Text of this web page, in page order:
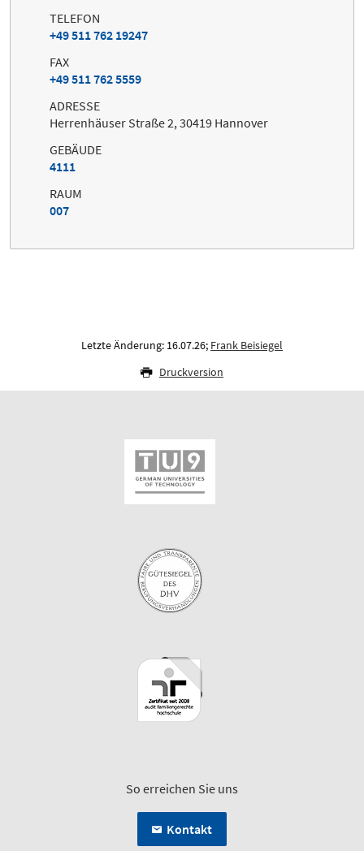
TELEFON
+49 511 762 19247
FAX
+49 511 762 5559
ADRESSE
Herrenhäuser Straße 2, 30419 Hannover
GEBÄUDE
4111
RAUM
007
Letzte Änderung: 16.07.26; Frank Beisiegel
Druckversion
So erreichen Sie uns
Kontakt